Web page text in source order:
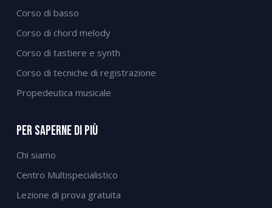
Corso di basso
Corso di chord melody
Corso di tastiere e synth
Corso di tecniche di registrazione
Propedeutica musicale
Per Saperne Di Più
Chi siamo
Centro Multispecialistico
Lezione di prova gratuita